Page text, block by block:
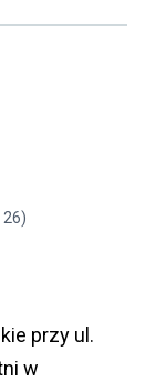
26)
przy ul.
w